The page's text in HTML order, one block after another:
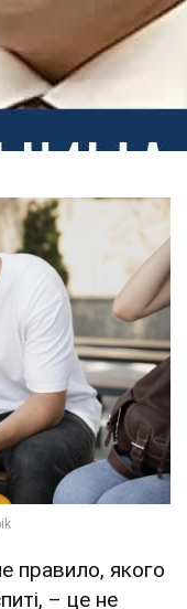
правило, якого
– це не